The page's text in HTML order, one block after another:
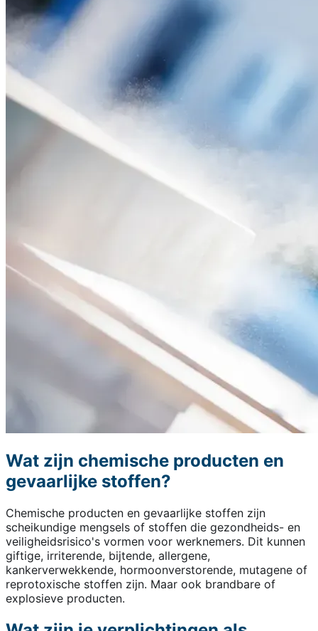
Wat zijn chemische producten en
gevaarlijke stoffen?
Chemische producten en gevaarlijke stoffen zijn
scheikundige mengsels of stoffen die gezondheids- en
veiligheidsrisico's vormen voor werknemers. Dit kunnen
giftige, irriterende, bijtende, allergene,
kankerverwekkende, hormoonverstorende, mutagene of
reprotoxische stoffen zijn. Maar ook brandbare of
explosieve producten.